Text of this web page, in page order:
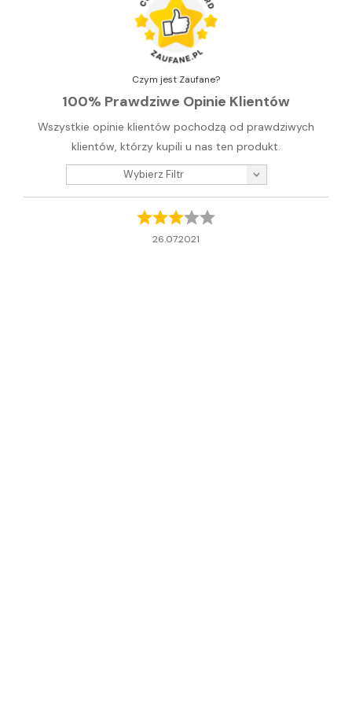
Czym jest Zaufane?
100% Prawdziwe Opinie Klientów
Wszystkie opinie klientów pochodzą od prawdziwych
klientów, którzy kupili u nas ten produkt.
Wybierz Filtr
26.07.2021